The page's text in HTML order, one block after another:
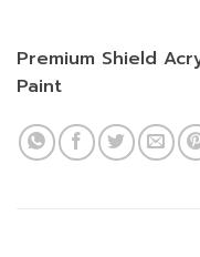
Premium Shield
Paint